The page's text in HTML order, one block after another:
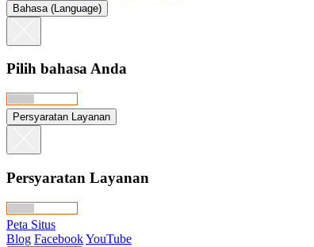
Bahasa (Language)
Pilih bahasa Anda
Persyaratan Layanan
Persyaratan Layanan
Peta Situs
Blog FacebookYouTube